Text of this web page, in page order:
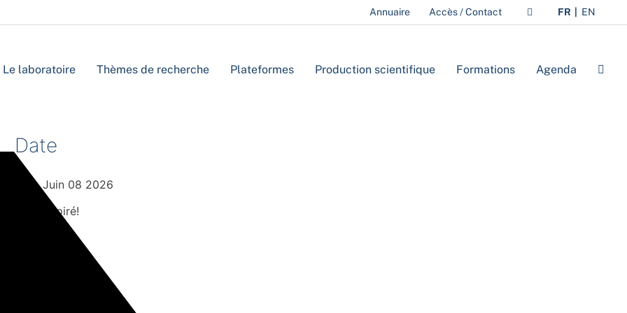
Annuaire Accès / Contact FR EN
Le laboratoire Thèmes de recherche Plateformes Production scientifique Formations Agenda
Date
Juin 08 2026
Expiré!
11h00 - 12h30